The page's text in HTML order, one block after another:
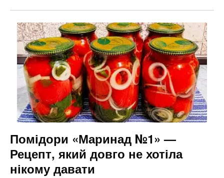
Помідори «Маринад №1» —
Рецепт, який довго не хотіла
нікому давати